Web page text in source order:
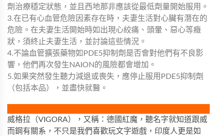
劑治療穩定狀態，並且西地那非應該從最低劑量開始服用。
3.在已有心血管危險因素存在時，夫妻生活對心臟有潛在的
危險。在夫妻生活開始時如出現心絞痛、頭暈、惡心等癥
狀，須終止夫妻生活，並討論這些情況。
4.不論血管擴張藥物如PDE5抑制劑是否會對他們有不良影
響，他們再次發生NAION的風險都會增加。
5.如果突然發生聽力減退或喪失，應停止服用PDE5抑制劑
（包括本品），並盡快就醫。
威格拉（VIGORA），又稱：德國紅魔，聽名字就知道跟威
而鋼有關系，不只是我們喜歡玩文字遊戲，印度人更是如